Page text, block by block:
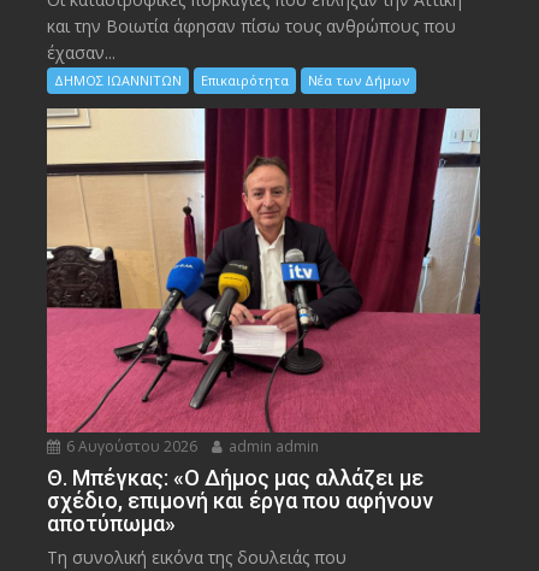
και την Bοιωτία άφησαν πίσω τους ανθρώπους που
έχασαν...
ΔΗΜΟΣ ΙΩΑΝΝΙΤΩΝ Επικαιρότητα Νέα των Δήμων
6 Αυγούστου 2026 admin admin
Θ. Μπέγκας: «Ο Δήμος μας αλλάζει με
σχέδιο, επιμονή και έργα που αφήνουν
αποτύπωμα»
Τη συνολική εικόνα της δουλειάς που